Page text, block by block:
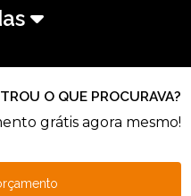
O QUE PROCURAVA?
grátis agora mesmo!